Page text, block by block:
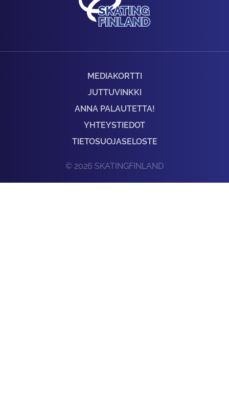
MEDIAKORTTI
JUTTUVINKKI
ANNA PALAUTETTA!
YHTEYSTIEDOT
TIETOSUOJASELOSTE
© 2026 SKATINGFINLAND